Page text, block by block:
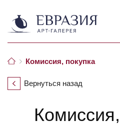
Комиссия, покупка
Вернуться назад